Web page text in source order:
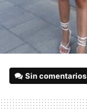
Sin comentarios